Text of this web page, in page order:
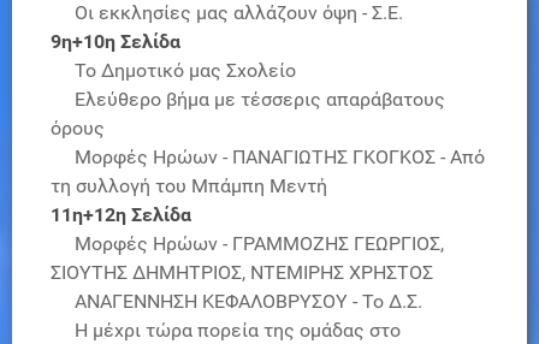
Οι εκκλησίες μας αλλάζουν όψη - Σ.Ε.
9η+10η Σελίδα
Το Δημοτικό μας Σχολείο
Ελεύθερο βήμα με τέσσερις απαράβατους
όρους
Μορφές Ηρώων - ΠΑΝΑΓΙΩΤΗΣ ΓΚΟΓΚΟΣ - Από
τη συλλογή του Μπάμπη Μεντή
11η+12η Σελίδα
Μορφές Ηρώων - ΓΡΑΜΜΟΖΗΣ ΓΕΩΡΓΙΟΣ,
ΣΙΟΥΤΗΣ ΔΗΜΗΤΡΙΟΣ, ΝΤΕΜΙΡΗΣ ΧΡΗΣΤΟΣ
ΑΝΑΓΕΝΝΗΣΗ ΚΕΦΑΛΟΒΡΥΣΟΥ - Το Δ.Σ.
Η μέχρι τώρα πορεία της ομάδας στο